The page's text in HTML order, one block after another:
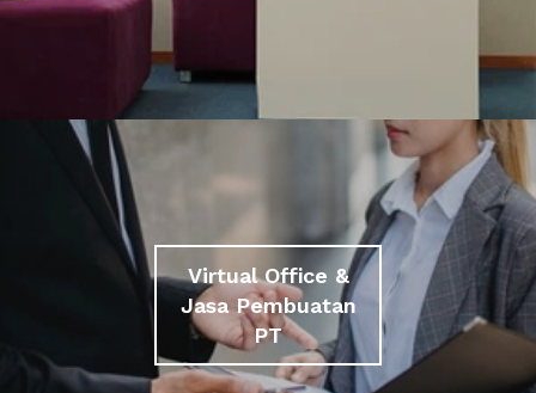
Virtual Office &
Jasa Pembuatan
PT